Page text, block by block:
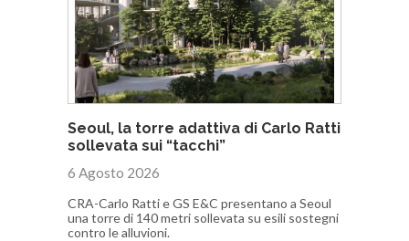
Seoul, la torre adattiva di Carlo Ratti
sollevata sui “tacchi”
6 Agosto 2026
CRA-Carlo Ratti e GS E&C presentano a Seoul
una torre di 140 metri sollevata su esili sostegni
contro le alluvioni.